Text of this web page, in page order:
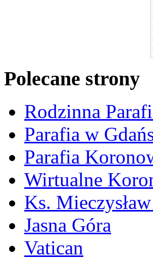
Polecane strony
Rodzinna
Parafia w
Parafia
Wirtualne
Ks.
Jasna Góra
Vatican